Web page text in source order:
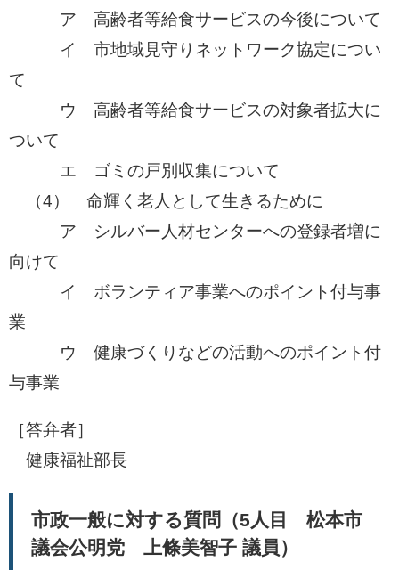
ア 高齢者等給食サービスの今後について
イ 市地域見守りネットワーク協定につい
て
ウ 高齢者等給食サービスの対象者拡大に
ついて
エ ゴミの戸別収集について
（4） 命輝く老人として生きるために
ア シルバー人材センターへの登録者増に
向けて
イ ボランティア事業へのポイント付与事
業
​ ウ 健康づくりなどの活動へのポイント付
与事業
［答弁者］
​ 健康福祉部長
市政一般に対する質問（5人目 松本市
議会公明党 上條美智子 議員）